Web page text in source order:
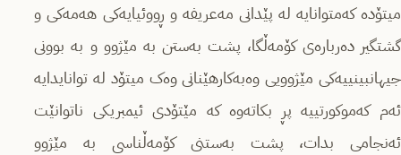
میتۆدە کەمتوانایە لە پێدانى مەعریفە و ڕووئیایەکى هەمەکى و
گشتگیر دەربارەى کۆمەڵگا، پشت بەستن بە مێژوو و بە بوونى
جیهانبینییەکى مێژوویى وەبەکارهێنانى وەک میتۆد لە توانایدایە
ئەم کەموکورتییە پڕ بکاتەوە کە مێتۆدى ئیمبریکی ناتوانێت
ئەنجامى بدات، پشت بەستنى کۆمەڵناسى بە مێژوو